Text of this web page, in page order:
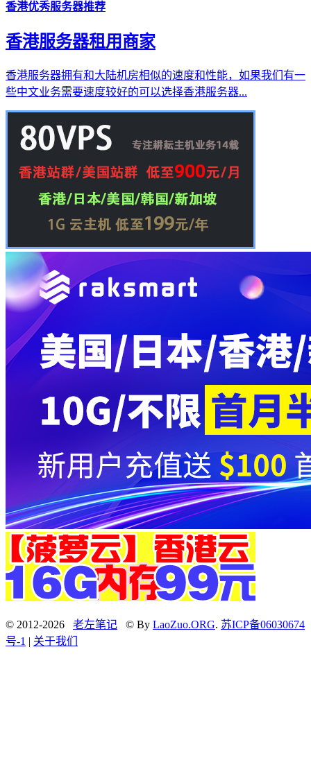
香港优秀服务器推荐
香港服务器租用商家
香港服务器拥有和大陆机房相似的速度和性能，如果我们有一
些中文业务需要速度较好的可以选择香港服务器...
© 2012-2026 老左笔记 © By LaoZuo.ORG. 苏ICP备06030674
号-1 | 关于我们